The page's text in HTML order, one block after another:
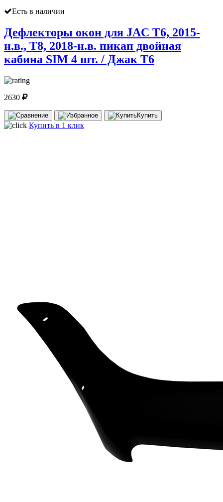
Есть в наличии
Дефлекторы окон для JAC T6, 2015-
н.в., T8, 2018-н.в. пикап двойная
кабина SIM 4 шт. / Джак Т6
2630
Купить
Купить в 1 клик